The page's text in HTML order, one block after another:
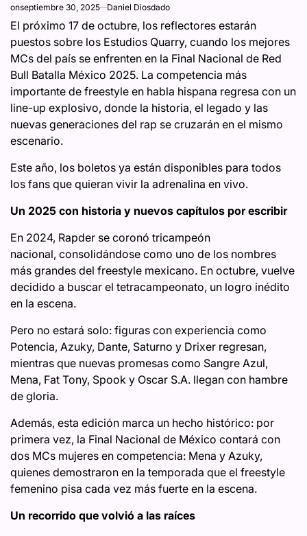
onseptiembre 30, 2025 Daniel Diosdado
El próximo 17 de octubre, los reflectores estarán
puestos sobre los Estudios Quarry, cuando los mejores
MCs del país se enfrenten en la Final Nacional de Red
Bull Batalla México 2025. La competencia más
importante de freestyle en habla hispana regresa con un
line-up explosivo, donde la historia, el legado y las
nuevas generaciones del rap se cruzarán en el mismo
escenario.
Este año, los boletos ya están disponibles para todos
los fans que quieran vivir la adrenalina en vivo.
Un 2025 con historia y nuevos capítulos por escribir
En 2024, Rapder se coronó tricampeón
nacional, consolidándose como uno de los nombres
más grandes del freestyle mexicano. En octubre, vuelve
decidido a buscar el tetracampeonato, un logro inédito
en la escena.
Pero no estará solo: figuras con experiencia como
Potencia, Azuky, Dante, Saturno y Drixer regresan,
mientras que nuevas promesas como Sangre Azul,
Mena, Fat Tony, Spook y Oscar S.A. llegan con hambre
de gloria.
Además, esta edición marca un hecho histórico: por
primera vez, la Final Nacional de México contará con
dos MCs mujeres en competencia: Mena y Azuky,
quienes demostraron en la temporada que el freestyle
femenino pisa cada vez más fuerte en la escena.
Un recorrido que volvió a las raíces